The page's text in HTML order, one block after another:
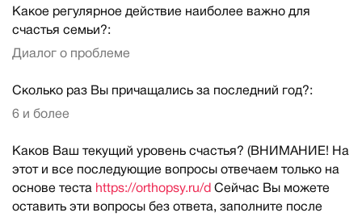
Какое регулярное действие наиболее важно для
счастья семьи?:
Диалог о проблеме
Сколько раз Вы причащались за последний год?:
6 и более
Каков Ваш текущий уровень счастья? (ВНИМАНИЕ! На
этот и все последующие вопросы отвечаем только на
основе теста https://orthopsy.ru/d Сейчас Вы можете
оставить эти вопросы без ответа, заполните после